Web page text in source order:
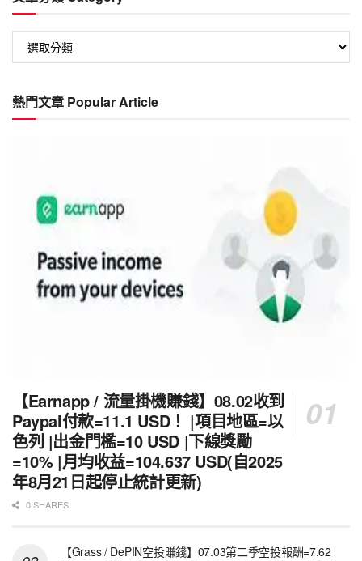
類
Category
熱門文章 Popular Article
【Earnapp / 流量掛機賺錢】08.02收到
Paypal付款=11.1 USD！ |項目地區=以
色列 |出金門檻=10 USD |下線獎勵
=10% |月均收益=104.637 USD(自2025
年8月21日起停止統計更新)
0 SHARES
【Grass / DePIN空投賺錢】07.03第二季空投報酬=7.62